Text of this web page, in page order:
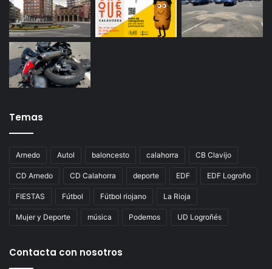
Temas
Arnedo Autol baloncesto calahorra CB Clavijo
CD Arnedo CD Calahorra deporte EDF EDF Logroño
FIESTAS Fútbol Fútbol riojano La Rioja
Mujer y Deporte música Podemos UD Logroñés
Contacta con nosotros